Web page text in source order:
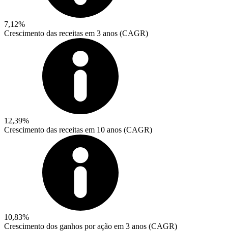
7,12%
Crescimento das receitas em 3 anos (CAGR)
12,39%
Crescimento das receitas em 10 anos (CAGR)
10,83%
Crescimento dos ganhos por ação em 3 anos (CAGR)